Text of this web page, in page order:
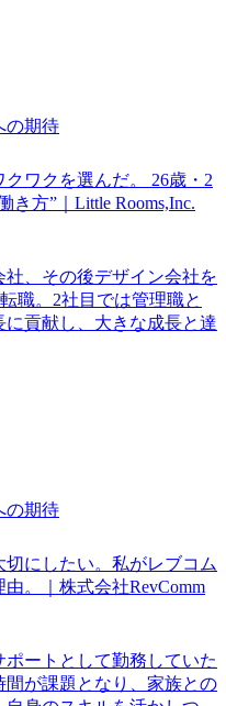
の期待
クワクを選んだ。 26歳・2
き方”｜Little Rooms,Inc.
、その後デザイン会社を
職。2社目では管理職と
貢献し、大きな成長と達
の期待
切にしたい。私がレブコム
。｜株式会社RevComm
ポートとして勤務していた
が課題となり、家族との